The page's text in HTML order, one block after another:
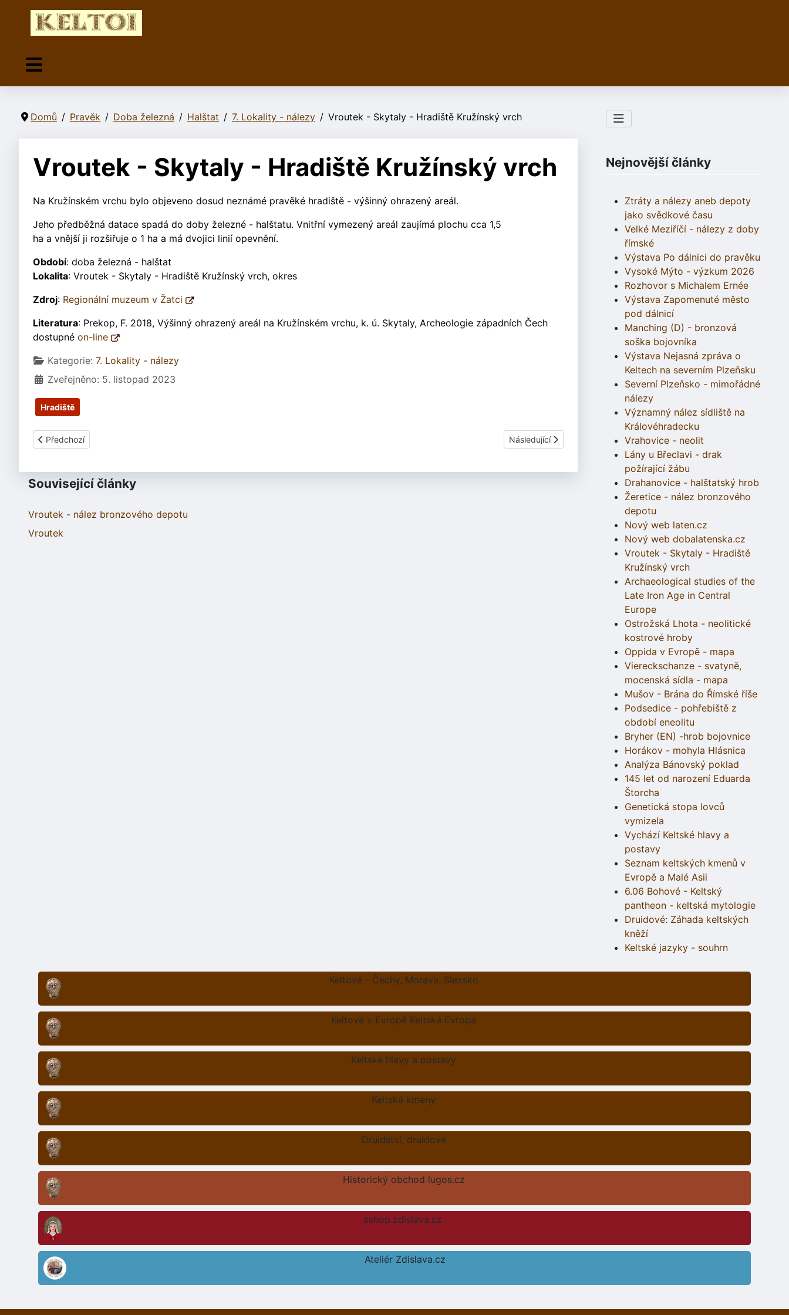
Domů Pravěk Doba železná Halštat 7. Lokality - nálezy Vroutek - Skytaly - Hradiště Kružínský vrch
Vroutek - Skytaly - Hradiště Kružínský vrch
Na Kružínském vrchu bylo objeveno dosud neznámé pravěké hradiště - výšinný ohrazený areál.
Jeho předběžná datace spadá do doby železné - halštatu. Vnitřní vymezený areál zaujímá plochu cca 1,5
ha a vnější ji rozšiřuje o 1 ha a má dvojici linií opevnění.
Období: doba železná - halštat
Lokalita: Vroutek - Skytaly - Hradiště Kružínský vrch, okres
Zdroj: Regionální muzeum v Žatci
Literatura: Prekop, F. 2018, Výšinný ohrazený areál na Kružínském vrchu, k. ú. Skytaly, Archeologie západních Čech
dostupné on-line
Základní údaje
Kategorie: 7. Lokality - nálezy
Zveřejněno: 5. listopad 2023
Hradiště
Předchozí článek: Drahanovice
Předchozí Další článek: Služín - Hromadný bronzový nález
Následující
Související články
Vroutek - nález bronzového depotu
Vroutek
Nejnovější články
Ztráty a nálezy aneb depoty
jako svědkové času
Velké Meziříčí - nálezy z doby
římské
Výstava Po dálnici do pravěku
Vysoké Mýto - výzkum 2026
Rozhovor s Michalem Ernée
Výstava Zapomenuté město
pod dálnicí
Manching (D) - bronzová
soška bojovníka
Výstava Nejasná zpráva o
Keltech na severním Plzeňsku
Severní Plzeňsko - mimořádné
nálezy
Významný nález sídliště na
Královéhradecku
Vrahovice - neolit
Lány u Břeclavi - drak
požírající žábu
Drahanovice - halštatský hrob
Žeretice - nález bronzového
depotu
Nový web laten.cz
Nový web dobalatenska.cz
Vroutek - Skytaly - Hradiště
Kružínský vrch
Archaeological studies of the
Late Iron Age in Central
Europe
Ostrožská Lhota - neolitické
kostrové hroby
Oppida v Evropě - mapa
Viereckschanze - svatyně,
mocenská sídla - mapa
Mušov - Brána do Římské říše
Podsedice - pohřebiště z
období eneolitu
Bryher (EN) -hrob bojovnice
Horákov - mohyla Hlásnica
Analýza Bánovský poklad
145 let od narození Eduarda
Štorcha
Genetická stopa lovců
vymizela
Vychází Keltské hlavy a
postavy
Seznam keltských kmenů v
Evropě a Malé Asii
6.06 Bohové - Keltský
pantheon - keltská mytologie
Druidové: Záhada keltských
kněží
Keltské jazyky - souhrn
Keltové - Čechy, Morava, Slezsko
Keltové v Evropě Keltská Evropa
Keltské hlavy a postavy
Keltské kmeny
Druidství, druidové
Historický obchod lugos.cz
eshop.zdislava.cz
Ateliér Zdislava.cz